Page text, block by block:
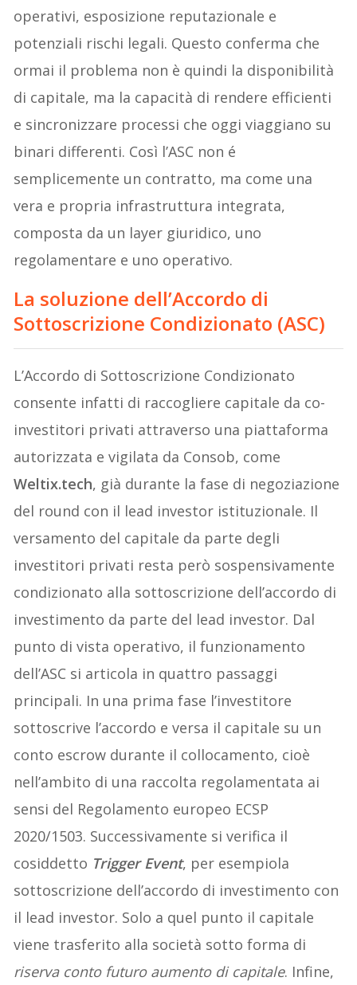
operativi, esposizione reputazionale e
potenziali rischi legali. Questo conferma che
ormai il problema non è quindi la disponibilità
di capitale, ma la capacità di rendere efficienti
e sincronizzare processi che oggi viaggiano su
binari differenti. Così l’ASC non é
semplicemente un contratto, ma come una
vera e propria infrastruttura integrata,
composta da un layer giuridico, uno
regolamentare e uno operativo.
La soluzione dell’Accordo di
Sottoscrizione Condizionato (ASC)
L’Accordo di Sottoscrizione Condizionato
consente infatti di raccogliere capitale da co-
investitori privati attraverso una piattaforma
autorizzata e vigilata da Consob, come
Weltix.tech, già durante la fase di negoziazione
del round con il lead investor istituzionale. Il
versamento del capitale da parte degli
investitori privati resta però sospensivamente
condizionato alla sottoscrizione dell’accordo di
investimento da parte del lead investor. Dal
punto di vista operativo, il funzionamento
dell’ASC si articola in quattro passaggi
principali. In una prima fase l’investitore
sottoscrive l’accordo e versa il capitale su un
conto escrow durante il collocamento, cioè
nell’ambito di una raccolta regolamentata ai
sensi del Regolamento europeo ECSP
2020/1503. Successivamente si verifica il
cosiddetto Trigger Event, per esempiola
sottoscrizione dell’accordo di investimento con
il lead investor. Solo a quel punto il capitale
viene trasferito alla società sotto forma di
riserva conto futuro aumento di capitale. Infine,